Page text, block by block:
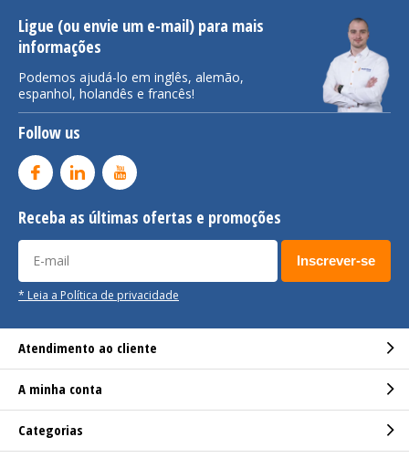
Ligue (ou envie um e-mail) para mais
informações
Podemos ajudá-lo em inglês, alemão,
espanhol, holandês e francês!
Follow us
Receba as últimas ofertas e promoções
Inscrever-se
* Leia a Política de privacidade
Atendimento ao cliente
A minha conta
Categorias